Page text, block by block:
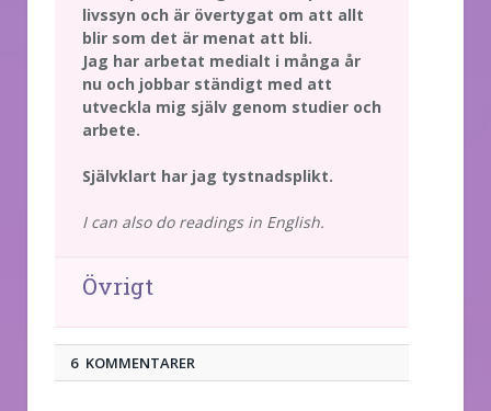
livssyn och är övertygat om att allt
blir som det är menat att bli.
Jag har arbetat medialt i många år
nu och jobbar ständigt med att
utveckla mig själv genom studier och
arbete.
Självklart har jag tystnadsplikt.
I can also do readings in English.
Övrigt
6 KOMMENTARER